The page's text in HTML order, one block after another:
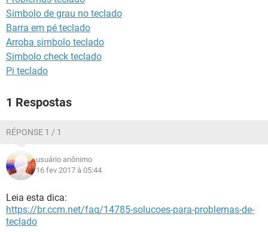
Símbolo de grau no teclado
Barra em pé teclado
Arroba simbolo teclado
Simbolo check teclado
Pi teclado
1 Respostas
RÉPONSE 1 / 1
usuário anônimo
16 fev 2017 à 05:44
Leia esta dica:
https://br.ccm.net/faq/14785-solucoes-para-problemas-de-
teclado